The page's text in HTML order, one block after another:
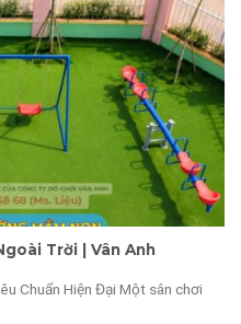
Trời | Vân Anh
Chuẩn Hiện Đại Một sân chơi